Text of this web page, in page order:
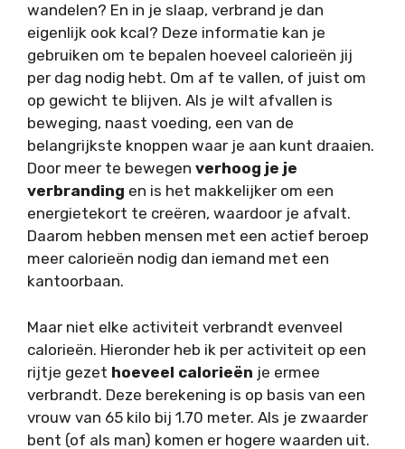
wandelen? En in je slaap, verbrand je dan
eigenlijk ook kcal? Deze informatie kan je
gebruiken om te bepalen hoeveel calorieën jij
per dag nodig hebt. Om af te vallen, of juist om
op gewicht te blijven. Als je wilt afvallen is
beweging, naast voeding, een van de
belangrijkste knoppen waar je aan kunt draaien.
Door meer te bewegen verhoog je je
verbranding en is het makkelijker om een
energietekort te creëren, waardoor je afvalt.
Daarom hebben mensen met een actief beroep
meer calorieën nodig dan iemand met een
kantoorbaan.
Maar niet elke activiteit verbrandt evenveel
calorieën. Hieronder heb ik per activiteit op een
rijtje gezet hoeveel calorieën je ermee
verbrandt. Deze berekening is op basis van een
vrouw van 65 kilo bij 1.70 meter. Als je zwaarder
bent (of als man) komen er hogere waarden uit.